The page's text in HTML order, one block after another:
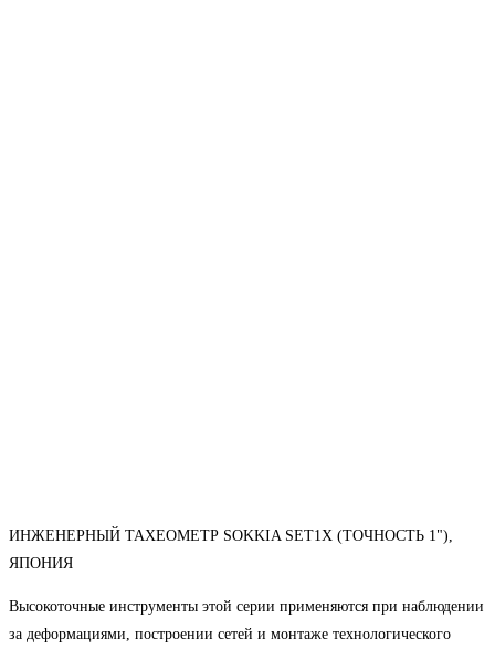
ИНЖЕНЕРНЫЙ ТАХЕОМЕТР SOKKIA SET1X (ТОЧНОСТЬ 1"),
ЯПОНИЯ
Высокоточные инструменты этой серии применяются при наблюдении
за деформациями, построении сетей и монтаже технологического